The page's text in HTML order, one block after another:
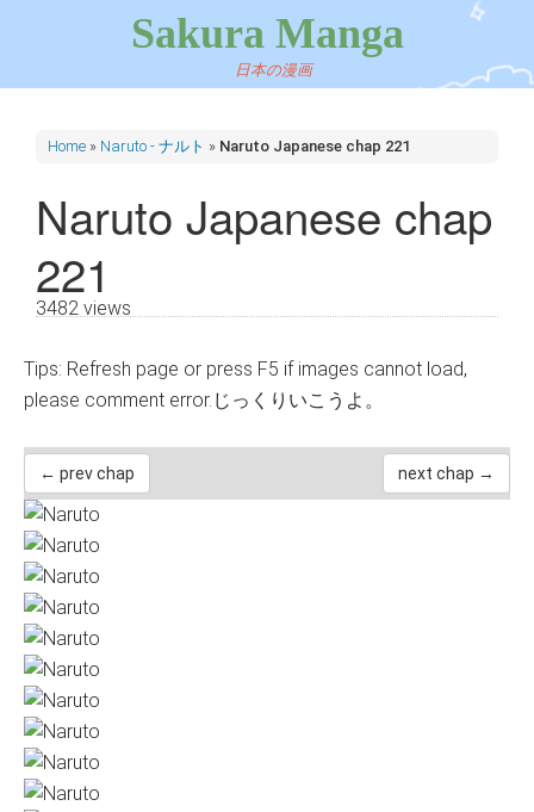
Sakura Manga
日本の漫画
Home » Naruto - ナルト » Naruto Japanese chap 221
Naruto Japanese chap
221
3482 views
Tips: Refresh page or press F5 if images cannot load,
please comment error.じっくりいこうよ。
← prev chap next chap →